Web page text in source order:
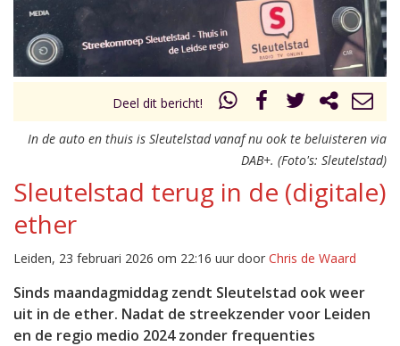
Deel dit bericht!
In de auto en thuis is Sleutelstad vanaf nu ook te beluisteren via
DAB+. (Foto's: Sleutelstad)
Sleutelstad terug in de (digitale)
ether
Leiden, 23 februari 2026 om 22:16 uur door Chris de Waard
Sinds maandagmiddag zendt Sleutelstad ook weer
uit in de ether. Nadat de streekzender voor Leiden
en de regio medio 2024 zonder frequenties